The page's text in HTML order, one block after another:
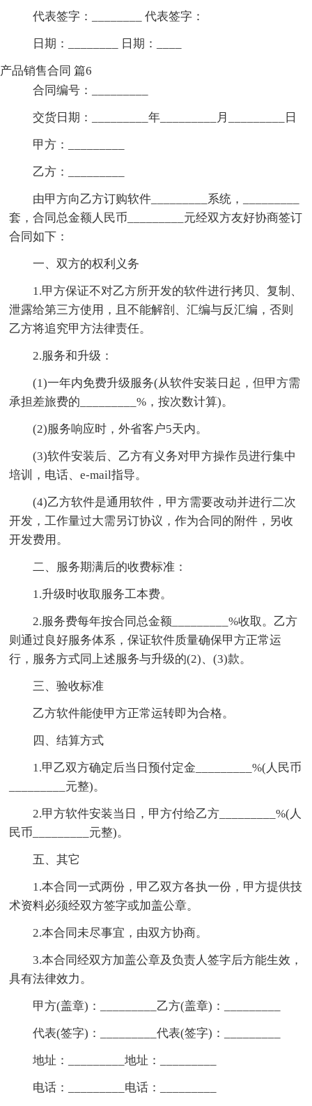
代表签字：________ 代表签字：
日期：________ 日期：____
产品销售合同 篇6
合同编号：_________
交货日期：_________年_________月_________日
甲方：_________
乙方：_________
由甲方向乙方订购软件_________系统，_________
套，合同总金额人民币_________元经双方友好协商签订
合同如下：
一、双方的权利义务
1.甲方保证不对乙方所开发的软件进行拷贝、复制、
泄露给第三方使用，且不能解剖、汇编与反汇编，否则
乙方将追究甲方法律责任。
2.服务和升级：
(1)一年内免费升级服务(从软件安装日起，但甲方需
承担差旅费的_________%，按次数计算)。
(2)服务响应时，外省客户5天内。
(3)软件安装后、乙方有义务对甲方操作员进行集中
培训，电话、e-mail指导。
(4)乙方软件是通用软件，甲方需要改动并进行二次
开发，工作量过大需另订协议，作为合同的附件，另收
开发费用。
二、服务期满后的收费标准：
1.升级时收取服务工本费。
2.服务费每年按合同总金额_________%收取。乙方
则通过良好服务体系，保证软件质量确保甲方正常运
行，服务方式同上述服务与升级的(2)、(3)款。
三、验收标准
乙方软件能使甲方正常运转即为合格。
四、结算方式
1.甲乙双方确定后当日预付定金_________%(人民币
_________元整)。
2.甲方软件安装当日，甲方付给乙方_________%(人
民币_________元整)。
五、其它
1.本合同一式两份，甲乙双方各执一份，甲方提供技
术资料必须经双方签字或加盖公章。
2.本合同未尽事宜，由双方协商。
3.本合同经双方加盖公章及负责人签字后方能生效，
具有法律效力。
甲方(盖章)：_________乙方(盖章)：_________
代表(签字)：_________代表(签字)：_________
地址：_________地址：_________
电话：_________电话：_________